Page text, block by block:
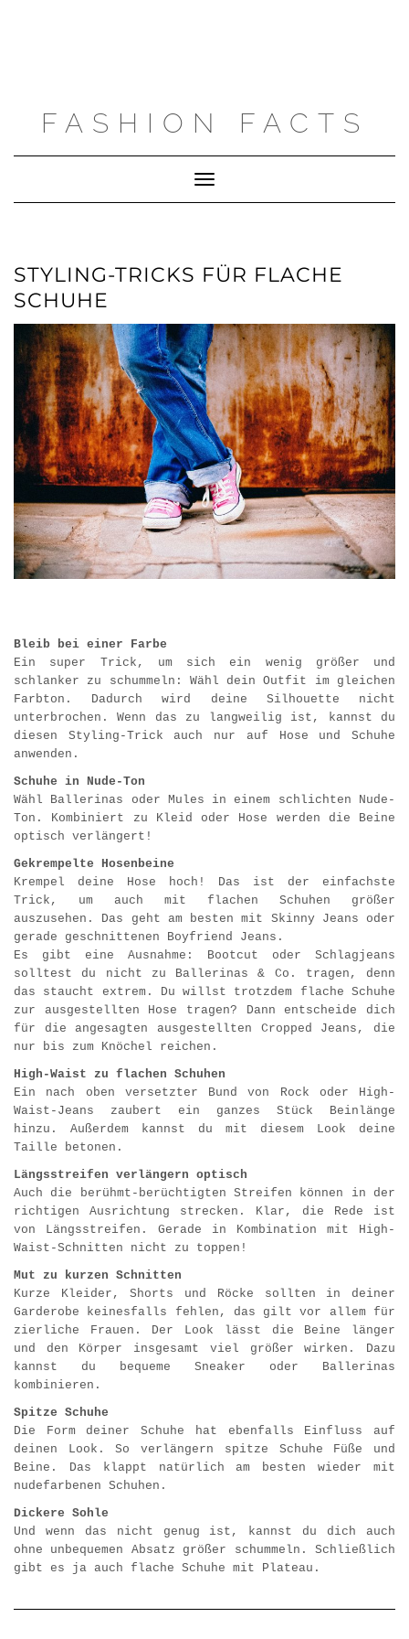
FASHION FACTS
Toggle
Navigation
STYLING-TRICKS FÜR FLACHE
SCHUHE
Bleib bei einer Farbe
Ein super Trick, um sich ein wenig größer und
schlanker zu schummeln: Wähl dein Outfit im gleichen
Farbton. Dadurch wird deine Silhouette nicht
unterbrochen. Wenn das zu langweilig ist, kannst du
diesen Styling-Trick auch nur auf Hose und Schuhe
anwenden.
Schuhe in Nude-Ton
Wähl Ballerinas oder Mules in einem schlichten Nude-
Ton. Kombiniert zu Kleid oder Hose werden die Beine
optisch verlängert!
Gekrempelte Hosenbeine
Krempel deine Hose hoch! Das ist der einfachste
Trick, um auch mit flachen Schuhen größer
auszusehen. Das geht am besten mit Skinny Jeans oder
gerade geschnittenen Boyfriend Jeans.
Es gibt eine Ausnahme: Bootcut oder Schlagjeans
solltest du nicht zu Ballerinas & Co. tragen, denn
das staucht extrem. Du willst trotzdem flache Schuhe
zur ausgestellten Hose tragen? Dann entscheide dich
für die angesagten ausgestellten Cropped Jeans, die
nur bis zum Knöchel reichen.
High-Waist zu flachen Schuhen
Ein nach oben versetzter Bund von Rock oder High-
Waist-Jeans zaubert ein ganzes Stück Beinlänge
hinzu. Außerdem kannst du mit diesem Look deine
Taille betonen.
Längsstreifen verlängern optisch
Auch die berühmt-berüchtigten Streifen können in der
richtigen Ausrichtung strecken. Klar, die Rede ist
von Längsstreifen. Gerade in Kombination mit High-
Waist-Schnitten nicht zu toppen!
Mut zu kurzen Schnitten
Kurze Kleider, Shorts und Röcke sollten in deiner
Garderobe keinesfalls fehlen, das gilt vor allem für
zierliche Frauen. Der Look lässt die Beine länger
und den Körper insgesamt viel größer wirken. Dazu
kannst du bequeme Sneaker oder Ballerinas
kombinieren.
Spitze Schuhe
Die Form deiner Schuhe hat ebenfalls Einfluss auf
deinen Look. So verlängern spitze Schuhe Füße und
Beine. Das klappt natürlich am besten wieder mit
nudefarbenen Schuhen.
Dickere Sohle
Und wenn das nicht genug ist, kannst du dich auch
ohne unbequemen Absatz größer schummeln. Schließlich
gibt es ja auch flache Schuhe mit Plateau.